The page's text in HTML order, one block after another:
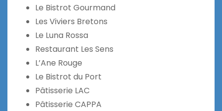
Le Bistrot Gourmand
Les Viviers Bretons
Le Luna Rossa
Restaurant Les Sens
L’Ane Rouge
Le Bistrot du Port
Pâtisserie LAC
Pâtisserie CAPPA